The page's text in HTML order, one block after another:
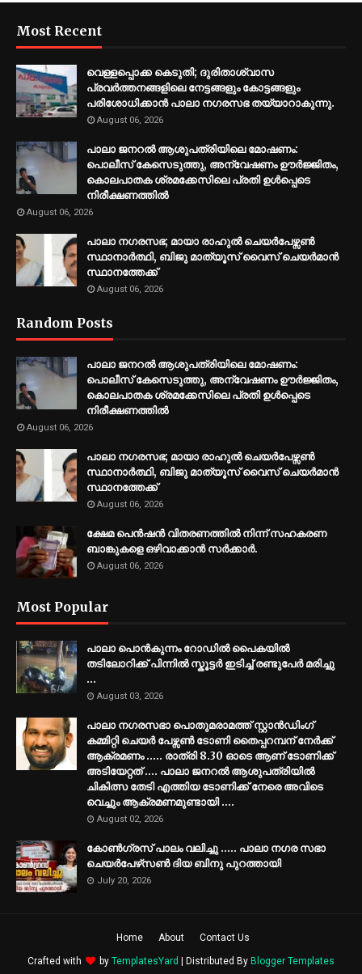
Most Recent
വെള്ളപ്പൊക്ക കെടുതി; ദുരിതാശ്വാസ
പ്രവര്‍ത്തനങ്ങളിലെ നേട്ടങ്ങളും കോട്ടങ്ങളും
പരിശോധിക്കാന്‍ പാലാ നഗരസഭ തയ്യാറാകുന്നു.
August 06, 2026
പാലാ ജനറല്‍ ആശുപത്രിയിലെ മോഷണം:
പൊലീസ് കേസെടുത്തു, അന്വേഷണം ഊര്‍ജ്ജിതം,
കൊലപാതക ശ്രമക്കേസിലെ പ്രതി ഉള്‍പ്പെടെ
നിരീക്ഷണത്തില്‍
August 06, 2026
പാലാ നഗരസഭ; മായാ രാഹുല്‍ ചെയര്‍പേഴ്സണ്‍
സ്ഥാനാര്‍ത്ഥി, ബിജു മാത്യൂസ് വൈസ് ചെയര്‍മാന്‍
സ്ഥാനത്തേക്ക്
August 06, 2026
Random Posts
പാലാ ജനറല്‍ ആശുപത്രിയിലെ മോഷണം:
പൊലീസ് കേസെടുത്തു, അന്വേഷണം ഊര്‍ജ്ജിതം,
കൊലപാതക ശ്രമക്കേസിലെ പ്രതി ഉള്‍പ്പെടെ
നിരീക്ഷണത്തില്‍
August 06, 2026
പാലാ നഗരസഭ; മായാ രാഹുല്‍ ചെയര്‍പേഴ്സണ്‍
സ്ഥാനാര്‍ത്ഥി, ബിജു മാത്യൂസ് വൈസ് ചെയര്‍മാന്‍
സ്ഥാനത്തേക്ക്
August 06, 2026
ക്ഷേമ പെൻഷൻ വിതരണത്തിൽ നിന്ന് സഹകരണ
ബാങ്കുകളെ ഒഴിവാക്കാൻ സർക്കാർ.
August 06, 2026
Most Popular
പാലാ പൊൻകുന്നം റോഡിൽ പൈകയിൽ
തടിലോറിക്ക് പിന്നിൽ സ്കൂട്ടർ ഇടിച്ച് രണ്ടുപേർ മരിച്ചു
...
August 03, 2026
പാലാ നഗരസഭാ പൊതുമരാമത്ത് സ്റ്റാൻഡിംഗ്
കമ്മിറ്റി ചെയർ പേഴ്സൺ ടോണി തൈപ്പറമ്പന് നേർക്ക്
ആക്രമണം ..... രാത്രി 8.30 ഓടെ ആണ് ടോണിക്ക്
അടിയേറ്റത് .... പാലാ ജനറൽ ആശുപത്രിയിൽ
ചികിത്സ തേടി എത്തിയ ടോണിക്ക് നേരെ അവിടെ
വെച്ചും ആക്രമണമുണ്ടായി ....
August 02, 2026
കോൺഗ്രസ് പാലം വലിച്ചു ..... പാലാ നഗര സഭാ
ചെയർപേഴ്‌സൺ ദിയ ബിനു പുറത്തായി
July 20, 2026
Home About Contact Us
Crafted with by TemplatesYard | Distributed By Blogger Templates